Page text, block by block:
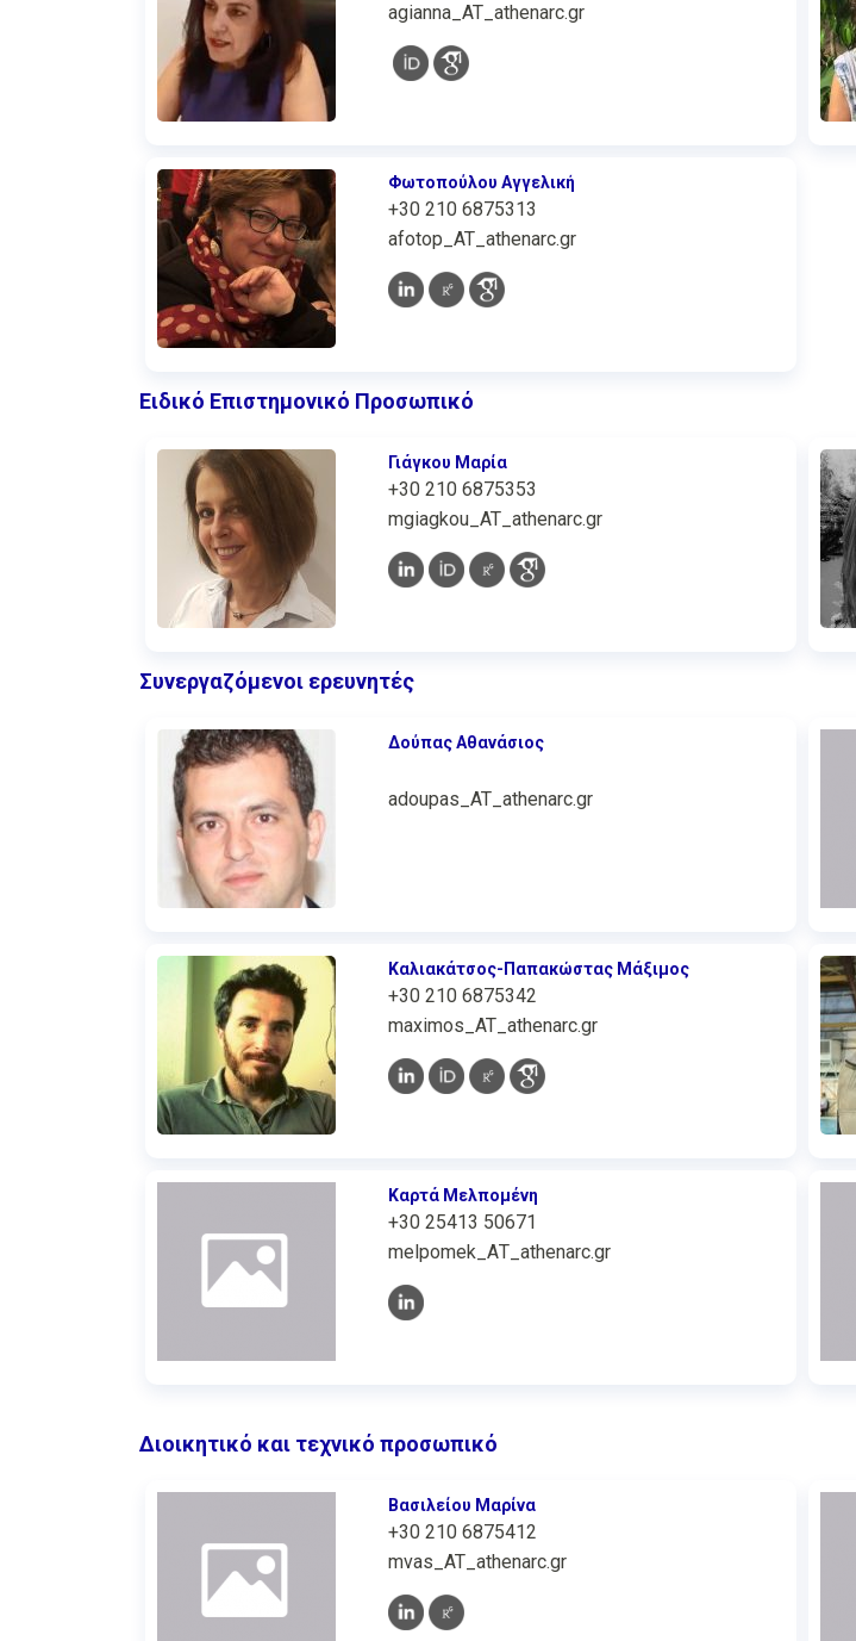
agianna_AT_athenarc.gr
Φωτοπούλου Αγγελική
+30 210 6875313
afotop_AT_athenarc.gr
Ειδικό Επιστημονικό Προσωπικό
Γιάγκου Μαρία
+30 210 6875353
mgiagkou_AT_athenarc.gr
Συνεργαζόμενοι ερευνητές
Δούπας Αθανάσιος
adoupas_AT_athenarc.gr
Καλιακάτσος-Παπακώστας Μάξιμος
+30 210 6875342
maximos_AT_athenarc.gr
Καρτά Μελπομένη
+30 25413 50671
melpomek_ΑΤ_athenarc.gr
Διοικητικό και τεχνικό προσωπικό
Βασιλείου Μαρίνα
+30 210 6875412
mvas_AT_athenarc.gr